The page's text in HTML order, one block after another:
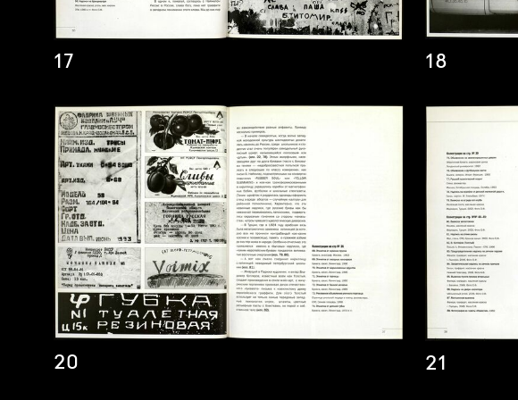
17 18
20 21